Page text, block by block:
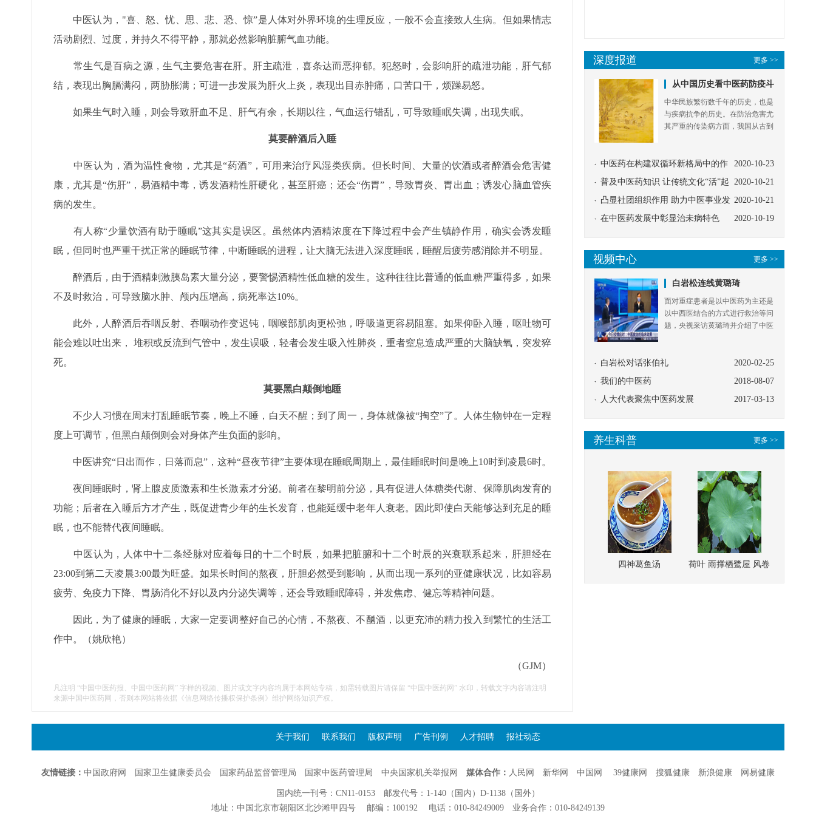
中医认为，"喜、怒、忧、思、悲、恐、惊”是人体对外界环境的生理反应，一般不会直接致人生病。但如果情志
活动剧烈、过度，并持久不得平静，那就必然影响脏腑气血功能。
常生气是百病之源，生气主要危害在肝。肝主疏泄，喜条达而恶抑郁。犯怒时，会影响肝的疏泄功能，肝气郁
结，表现出胸膈满闷，两胁胀满；可进一步发展为肝火上炎，表现出目赤肿痛，口苦口干，烦躁易怒。
如果生气时入睡，则会导致肝血不足、肝气有余，长期以往，气血运行错乱，可导致睡眠失调，出现失眠。
莫要醉酒后入睡
中医认为，酒为温性食物，尤其是“药酒”，可用来治疗风湿类疾病。但长时间、大量的饮酒或者醉酒会危害健
康，尤其是“伤肝”，易酒精中毒，诱发酒精性肝硬化，甚至肝癌；还会“伤胃”，导致胃炎、胃出血；诱发心脑血管疾
病的发生。
有人称“少量饮酒有助于睡眠”这其实是误区。虽然体内酒精浓度在下降过程中会产生镇静作用，确实会诱发睡
眠，但同时也严重干扰正常的睡眠节律，中断睡眠的进程，让大脑无法进入深度睡眠，睡醒后疲劳感消除并不明显。
醉酒后，由于酒精刺激胰岛素大量分泌，要警惕酒精性低血糖的发生。这种往往比普通的低血糖严重得多，如果
不及时救治，可导致脑水肿、颅内压增高，病死率达10%。
此外，人醉酒后吞咽反射、吞咽动作变迟钝，咽喉部肌肉更松弛，呼吸道更容易阻塞。如果仰卧入睡，呕吐物可
能会难以吐出来， 堆积或反流到气管中，发生误吸，轻者会发生吸入性肺炎，重者窒息造成严重的大脑缺氧，突发猝
死。
莫要黑白颠倒地睡
不少人习惯在周末打乱睡眠节奏，晚上不睡，白天不醒；到了周一，身体就像被“掏空”了。人体生物钟在一定程
度上可调节，但黑白颠倒则会对身体产生负面的影响。
中医讲究“日出而作，日落而息”，这种“昼夜节律”主要体现在睡眠周期上，最佳睡眠时间是晚上10时到凌晨6时。
夜间睡眠时，肾上腺皮质激素和生长激素才分泌。前者在黎明前分泌，具有促进人体糖类代谢、保障肌肉发育的
功能；后者在入睡后方才产生，既促进青少年的生长发育，也能延缓中老年人衰老。因此即使白天能够达到充足的睡
眠，也不能替代夜间睡眠。
中医认为，人体中十二条经脉对应着每日的十二个时辰，如果把脏腑和十二个时辰的兴衰联系起来，肝胆经在
23:00到第二天凌晨3:00最为旺盛。如果长时间的熬夜，肝胆必然受到影响，从而出现一系列的亚健康状况，比如容易
疲劳、免疫力下降、胃肠消化不好以及内分泌失调等，还会导致睡眠障碍，并发焦虑、健忘等精神问题。
因此，为了健康的睡眠，大家一定要调整好自己的心情，不熬夜、不酗酒，以更充沛的精力投入到繁忙的生活工
作中。（姚欣艳）
（GJM）
凡注明 “中国中医药报、中国中医药网” 字样的视频、图片或文字内容均属于本网站专稿，如需转载图片请保留 “中国中医药网” 水印，转载文字内容请注明
来源中国中医药网，否则本网站将依据《信息网络传播权保护条例》维护网络知识产权。